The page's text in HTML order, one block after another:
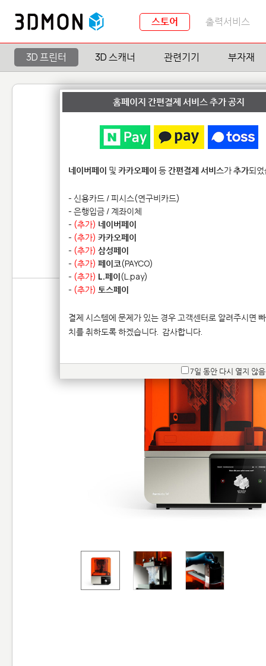
스토어 출력서비스
3D 프린터 3D 스캐너 관련기기 부자재
※교육기관(초,중,고,대학교)
다.
Form 4/4B
홈페이지 간편결제 서비스 추가 공지
네이버페이 및 카카오페이 등간편결제 서비스가추가되
- 신용카드 / 피시스(연구비카드)
- 은행입금 / 계좌이체
- (추가) 네이버페이
- (추가) 카카오페이
- (추가) 삼성페이
- (추가) 페이코(PAYCO)
- (추가) L.페이(L.pay)
- (추가) 토스페이
결제 시스템에 문제가 있는 경우 고객센터로 알려주시면
치를 취하도록 하겠습니다. 감사합니다.
7일 동안 다시 열지 않음